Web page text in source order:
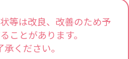
等は改良、改善のため予
ことがあります。
ください。